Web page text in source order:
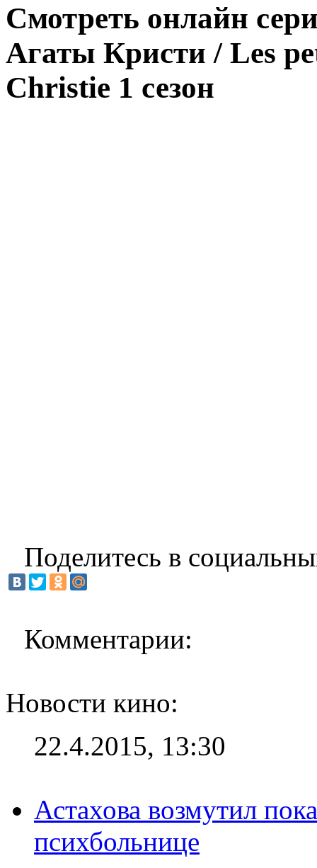
Смотреть онлайн
Агаты Кристи / Les
Christie 1 сезон
Поделитесь в
Комментарии:
Новости кино:
22.4.2015, 13:30
Астахова возмутил
психбольнице